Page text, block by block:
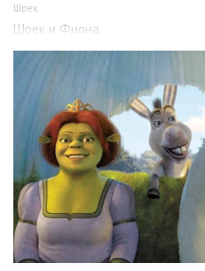
Шрек
Шрек и Фиона